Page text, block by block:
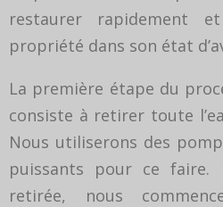
restaurer rapidement
propriété dans son état
La première étape du
consiste à retirer toute
Nous utiliserons des
puissants pour ce faire.
retirée, nous